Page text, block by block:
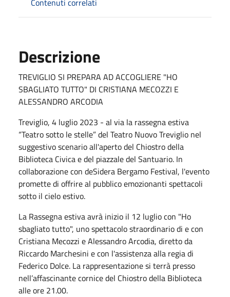
Descrizione
TREVIGLIO SI PREPARA AD ACCOGLIERE "HO
SBAGLIATO TUTTO" DI CRISTIANA MECOZZI E
ALESSANDRO ARCODIA
Treviglio, 4 luglio 2023 - al via la rassegna estiva
“Teatro sotto le stelle” del Teatro Nuovo Treviglio nel
suggestivo scenario all'aperto del Chiostro della
Biblioteca Civica e del piazzale del Santuario. In
collaborazione con deSidera Bergamo Festival, l'evento
promette di offrire al pubblico emozionanti spettacoli
sotto il cielo estivo.
La Rassegna estiva avrà inizio il 12 luglio con "Ho
sbagliato tutto", uno spettacolo straordinario di e con
Cristiana Mecozzi e Alessandro Arcodia, diretto da
Riccardo Marchesini e con l'assistenza alla regia di
Federico Dolce. La rappresentazione si terrà presso
nell’affascinante cornice del Chiostro della Biblioteca
alle ore 21.00.